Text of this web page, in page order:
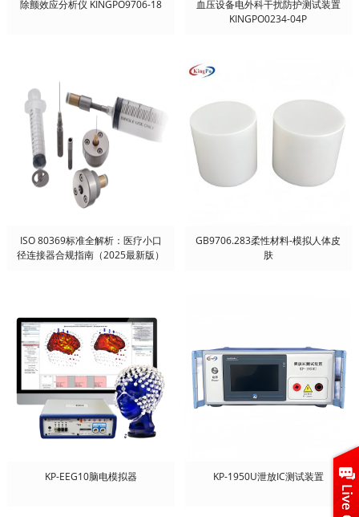
除颤效应分析仪 KINGPO9706-18
血压设备电外科干扰防护测试装置
KINGPO0234-04P
ISO 80369标准全解析：医疗小口
径连接器合规指南（2025最新版）
GB9706.283柔性材料-模拟人体皮
肤
KP-EEG10脑电模拟器 KP-1950U泄放IC测试装置